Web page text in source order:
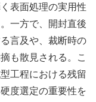
表面処理の実用性
一方で、開封直後
言及や、裁断時の
も散見される。こ
工程における残留
度選定の重要性を